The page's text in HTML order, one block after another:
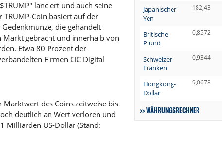
lanciert und auch seine
TRUMP-Coin basiert auf der
die gehandelt
gebracht und innerhalb von
Etwa 80 Prozent der
Firmen CIC Digital
Marktwert des Coins zeitweise bis
deutlich an Wert verloren und
Milliarden US-Dollar (Stand:
Japanischer
Yen
182,43
Britische
Pfund
0,8572
Schweizer
Franken
0,9344
Hongkong-
Dollar
9,0678
WÄHRUNGSRECHNER